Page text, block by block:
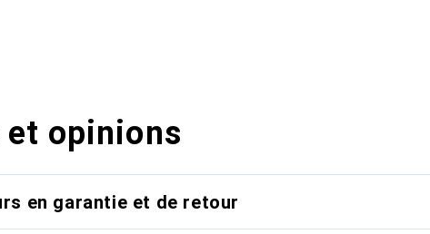
opinions
en garantie et de retour